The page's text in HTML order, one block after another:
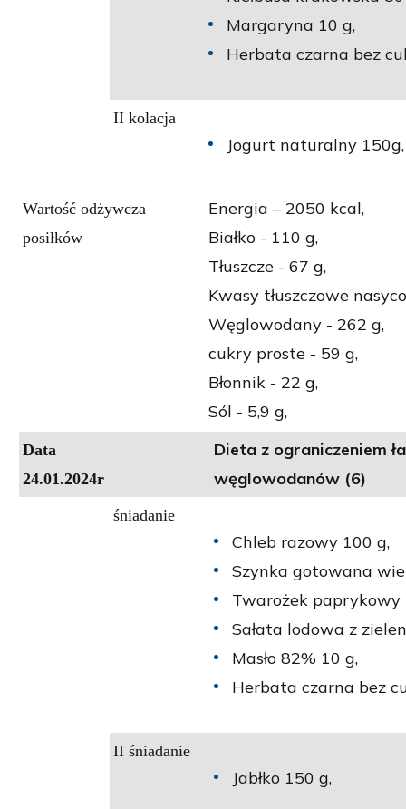
Margaryna 10 g,
Herbata czarna bez
II kolacja
Jogurt naturalny 150g,
Wartość odżywcza
posiłków
Energia – 2050 kcal,
Białko - 110 g,
Tłuszcze - 67 g,
Kwasy tłuszczowe
Węglowodany - 262 g,
cukry proste - 59 g,
Błonnik - 22 g,
Sól - 5,9 g,
Data
24.01.2024r
Dieta z ograniczeniem
węglowodanów (6)
śniadanie
Chleb razowy 100 g,
Szynka gotowana
Twarożek paprykowy
Sałata lodowa z
Masło 82% 10 g,
Herbata czarna bez
II śniadanie
Jabłko 150 g,